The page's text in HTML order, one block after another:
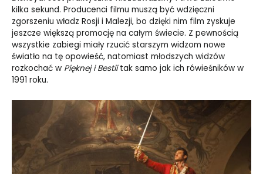
kilka sekund. Producenci filmu muszą być wdzięczni
zgorszeniu władz Rosji i Malezji, bo dzięki nim film zyskuje
jeszcze większą promocję na całym świecie. Z pewnością
wszystkie zabiegi miały rzucić starszym widzom nowe
światło na tę opowieść, natomiast młodszych widzów
rozkochać w Pięknej i Bestiitak samo jak ich rówieśników w
1991 roku.